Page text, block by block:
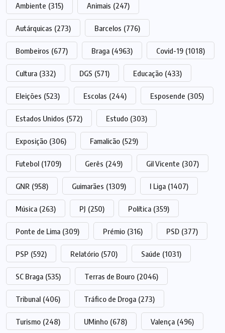
Ambiente (315) Animais (247)
Autárquicas (273) Barcelos (776)
Bombeiros (677) Braga (4963) Covid-19 (1018)
Cultura (332) DGS (571) Educação (433)
Eleições (523) Escolas (244) Esposende (305)
Estados Unidos (572) Estudo (303)
Exposição (306) Famalicão (529)
Futebol (1709) Gerês (249) Gil Vicente (307)
GNR (958) Guimarães (1309) I Liga (1407)
Música (263) PJ (250) Política (359)
Ponte de Lima (309) Prémio (316) PSD (377)
PSP (592) Relatório (570) Saúde (1031)
SC Braga (535) Terras de Bouro (2046)
Tribunal (406) Tráfico de Droga (273)
Turismo (248) UMinho (678) Valença (496)